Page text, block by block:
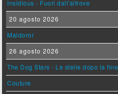
Insidious - Fuori dall'altrove
20 agosto 2026
Maldoror
26 agosto 2026
The Dog Stars - Le stelle dopo la fine
Couture